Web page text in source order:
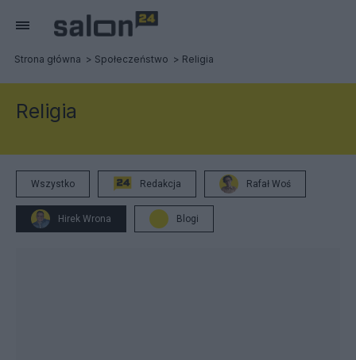
Strona główna Społeczeństwo Religia
Religia
Wszystko Redakcja Rafał Woś
Hirek Wrona Blogi